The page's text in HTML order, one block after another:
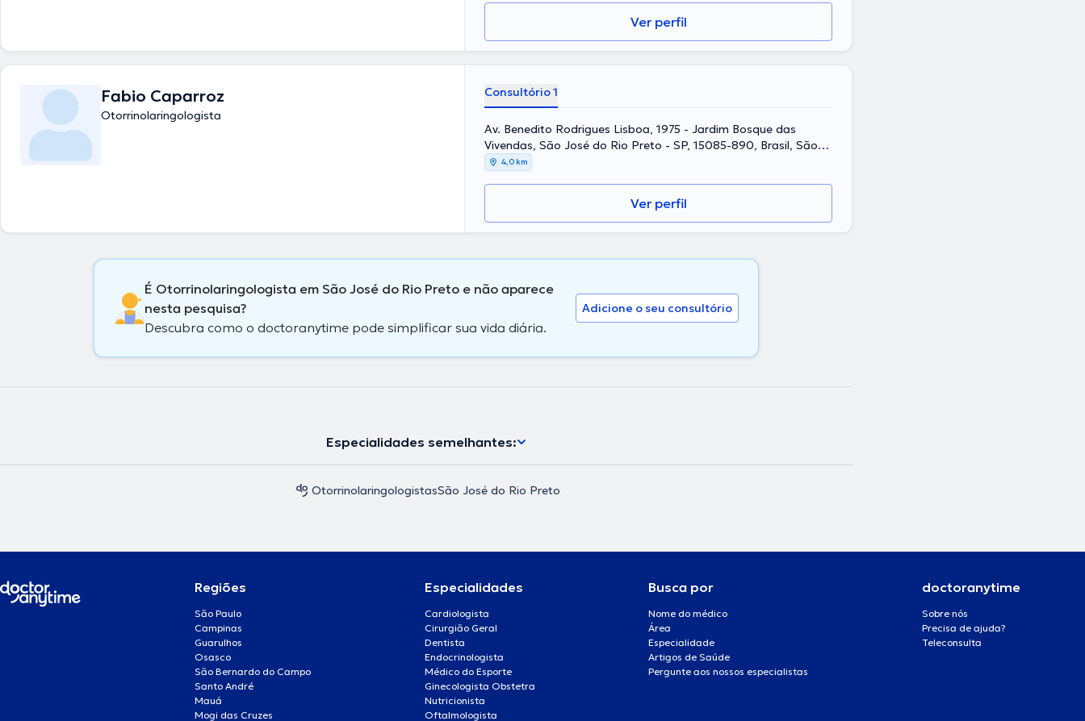
Ver perfil
Fabio Caparroz
Otorrinolaringologista
Consultório 1
Av. Benedito Rodrigues Lisboa, 1975 - Jardim Bosque das
Vivendas, São José do Rio Preto - SP, 15085-890, Brasil, São
José do Rio Preto
4,0 km
Ver perfil
É Otorrinolaringologista em São José do Rio Preto e não aparece
nesta pesquisa?
Descubra como o doctoranytime pode simplificar sua vida diária.
Adicione o seu consultório
Especialidades semelhantes:
OtorrinolaringologistasSão José do Rio Preto
Regiões
São Paulo
Campinas
Guarulhos
Osasco
São Bernardo do Campo
Santo André
Mauá
Mogi das Cruzes
Especialidades
Cardiologista
Cirurgião Geral
Dentista
Endocrinologista
Médico do Esporte
Ginecologista Obstetra
Nutricionista
Oftalmologista
Busca por
Nome do médico
Área
Especialidade
Artigos de Saúde
Pergunte aos nossos especialistas
doctoranytime
Sobre nós
Precisa de ajuda?
Teleconsulta